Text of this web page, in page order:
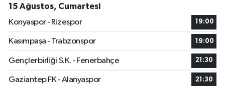
15 Ağustos, Cumartesi
Konyaspor - Rizespor
19:00
Kasımpaşa - Trabzonspor 19:00
Gençlerbirliği S.K. - Fenerbahçe 21:30
Gaziantep FK - Alanyaspor 21:30